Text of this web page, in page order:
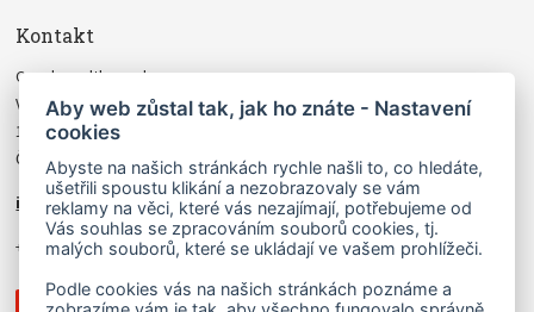
Kontakt
Czechwealth, spol. s r.o.
Višňová 4
140 00 Praha 4
Česká Republika
info@czechwealth.cz
+420 226 804 571 (9–12 hod.)
Aby web zůstal tak, jak ho znáte - Nastavení
cookies
Abyste na našich stránkách rychle našli to, co hledáte,
ušetřili spoustu klikání a nezobrazovaly se vám
reklamy na věci, které vás nezajímají, potřebujeme od
Vás souhlas se zpracováním souborů cookies, tj.
malých souborů, které se ukládají ve vašem prohlížeči.
Podle cookies vás na našich stránkách poznáme a